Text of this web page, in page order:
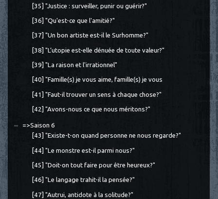
[35] "Justice : surveiller, punir ou guérir?"
[36] "Qu'est-ce que l'amitié?"
[37] "Un bon artiste est-il le Surhomme?"
[38] "L’utopie est-elle dénuée de toute valeur?"
[39] "La raison et l'irrationnel"
[40] "Famille(s) je vous aime, famille(s) je vous
[41] "Faut-il trouver un sens à chaque chose?"
[42] "Avons-nous ce que nous méritons?"
=>Saison 6
[43] "Existe-t-on quand personne ne nous regarde?"
[44] "Le monstre est-il parmi nous?"
[45] "Doit-on tout faire pour être heureux?"
[46] "Le langage trahit-il la pensée?"
[47] "Autrui, antidote à la solitude?"